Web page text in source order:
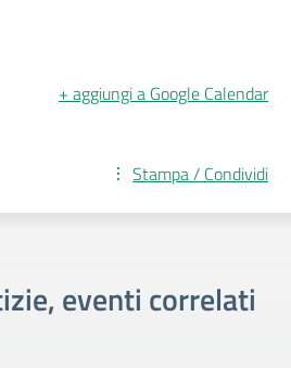
+ aggiungi a Google Calendar
Stampa / Condividi
eventi correlati